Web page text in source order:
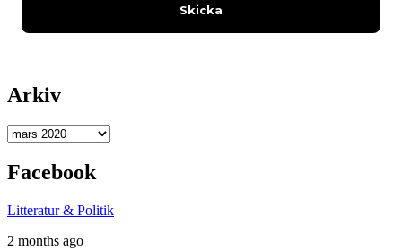
Arkiv
Arkiv
Facebook
Litteratur & Politik
2 months ago